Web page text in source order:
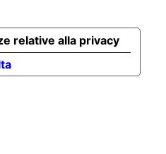
relative alla privacy